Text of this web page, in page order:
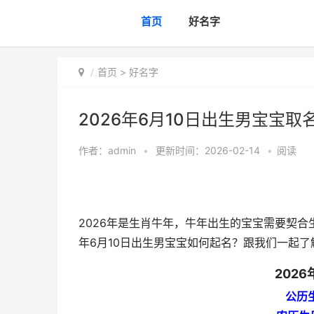
首页 好名字
首页 > 好名字
2026年6月10日出生男宝宝取
作者： admin • 更新时间：2026-02-14 • 阅读
2026年是生肖牛年，牛年出生的宝宝需要契
年6月10日出生男宝宝如何起名？跟我们一起了
2026
公历